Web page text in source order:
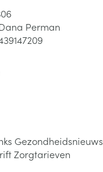
Perman
Gezondheidsnieuws
Zorgtarieven